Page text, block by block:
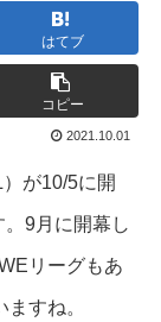
はてブ
コピー
2021.10.01
が10/5に開
9月に開幕し
リーグもあ
すね。